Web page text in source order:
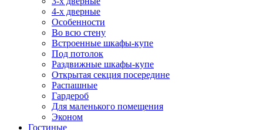
4-х дверные
Особенности
Во всю стену
Встроенные шкафы-купе
Под потолок
Раздвижные шкафы-купе
Открытая секция посередине
Распашные
Гардероб
Для маленького помещения
Эконом
Гостиные